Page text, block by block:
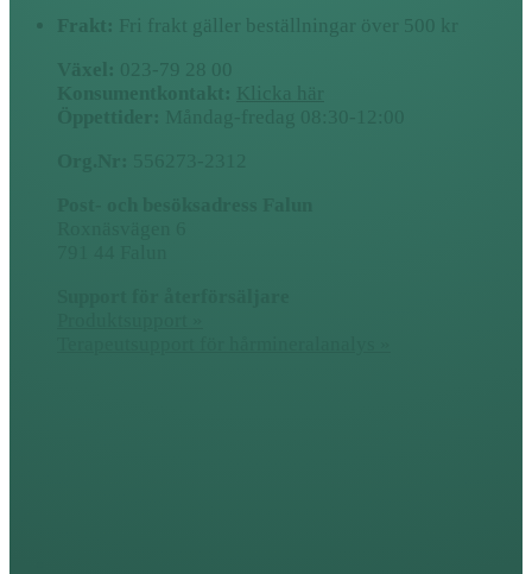
Frakt:
Fri frakt gäller beställningar över 500 kr
023-79 28 00